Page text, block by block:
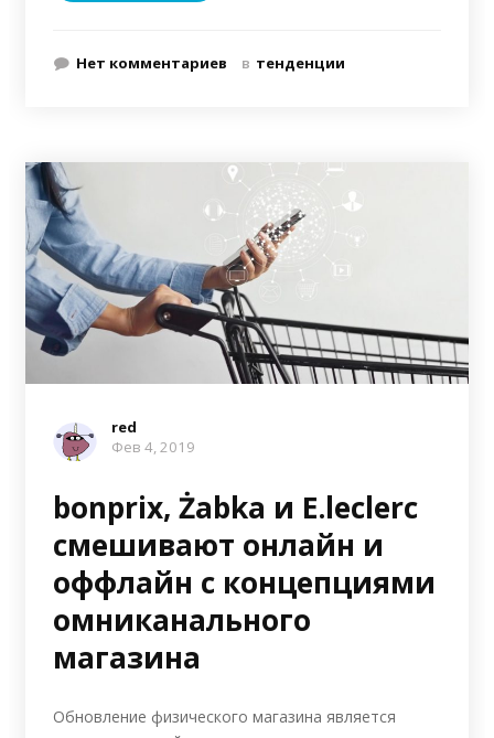
Нет комментариев в тенденции
red
Фев 4, 2019
bonprix, Żabka и E.leclerc
смешивают онлайн и
оффлайн с концепциями
омниканального
магазина
Обновление физического магазина является